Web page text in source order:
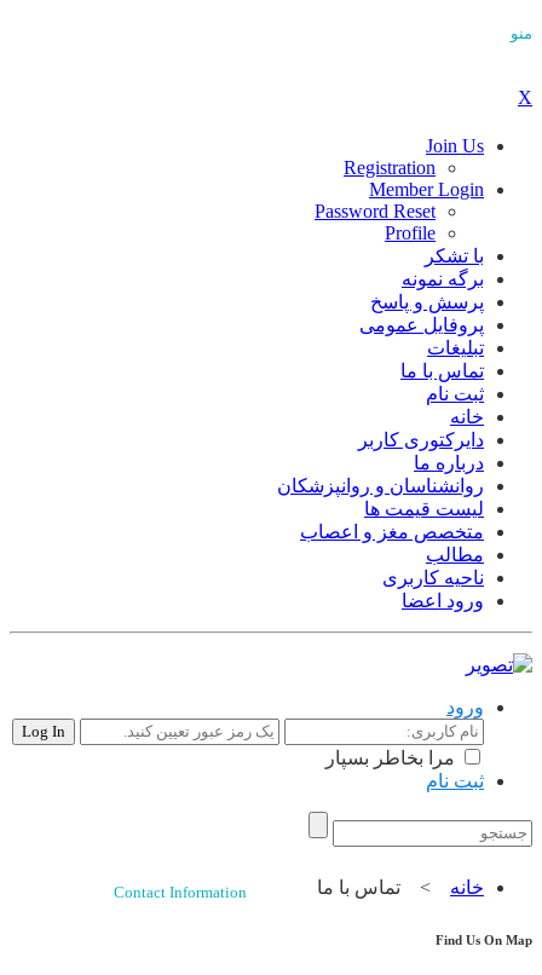
منو
X
Join Us
Registration
Member Login
Password Reset
Profile
با تشکر
برگه نمونه
پرسش و پاسخ
پروفایل عمومی
تبلیغات
تماس با ما
ثبت نام
خانه
دایرکتوری کاربر
درباره ما
روانشناسان و روانپزشکان
لیست قیمت ها
متخصص مغز و اعصاب
مطالب
ناحیه کاربری
ورود اعضا
ورود
مرا بخاطر بسپار
ثبت نام
خانه > تماس با ما Contact Information
Find Us On Map